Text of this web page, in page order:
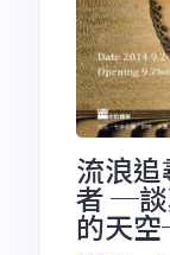
流浪
者 ─談
的天